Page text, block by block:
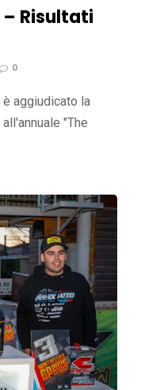
– Risultati
0
aggiudicato la
"The